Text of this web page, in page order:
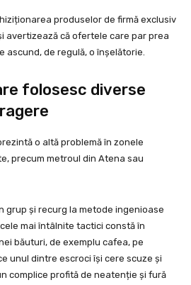
produselor de firmă exclusiv
avertizează că ofertele care par prea
ascund, de regulă, o înșelătorie.
folosesc diverse
o altă problemă în zonele
precum metroul din Atena sau
grup și recurg la metode ingenioase
mai întâlnite tactici constă în
băuturi, de exemplu cafea, pe
unul dintre escroci își cere scuze și
complice profită de neatenție și fură